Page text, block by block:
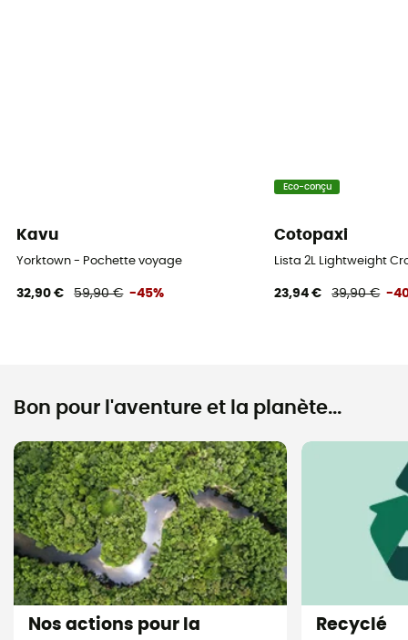
Kavu
Yorktown - Pochette voyage
32,90 € 59,90 € -45%
Eco-conçu
Cotopaxi
Lista 2L Lightweight
23,94 € 39,90 € -
Bon pour l'aventure et la planète...
Nos actions pour la
Recyclé